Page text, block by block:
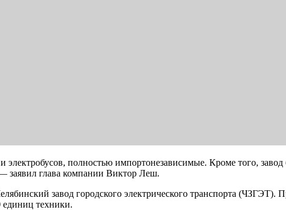
полностью импортонезависимые. Кроме того, завод
заявил глава компании Виктор Леш.
завод городского электрического транспорта
единиц техники.